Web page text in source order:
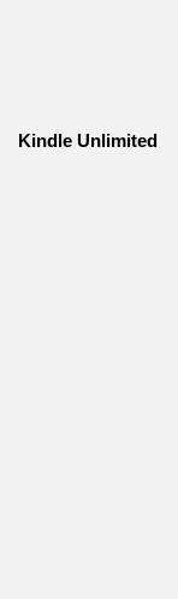
Kindle Unlimited